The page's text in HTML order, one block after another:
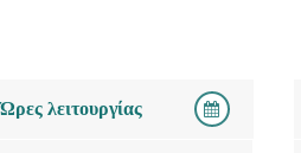
Ώρες λειτουργίας